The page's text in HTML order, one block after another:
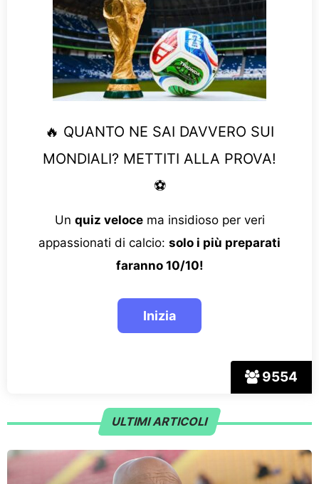
9554
🔥 QUANTO NE SAI DAVVERO SUI
MONDIALI? METTITI ALLA PROVA!
⚽
Un quiz velocema insidioso per veri
appassionati di calcio: solo i più preparati
faranno 10/10!
ULTIMI ARTICOLI